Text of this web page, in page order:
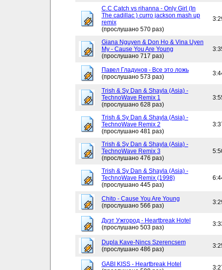
C.C Catch vs rihanna - Only Girl (In
The cadillac ) curro jackson mash up
remix
(прослушано 570 раз)
Giana Nguyen & Don Ho & Vina Uyen
My - Cause You Are Young
(прослушано 717 раз)
Павел Гладунов - Все это ложь
(прослушано 573 раз)
Trish & Sy Dan & Shayla (Asia) -
TechnoWave Remix 1
(прослушано 628 раз)
Trish & Sy Dan & Shayla (Asia) -
TechnoWave Remix 2
(прослушано 481 раз)
Trish & Sy Dan & Shayla (Asia) -
TechnoWave Remix 3
(прослушано 476 раз)
Trish & Sy Dan & Shayla (Asia) -
TechnoWave Remix (1998)
(прослушано 445 раз)
Chito - Cause You Are Young
(прослушано 566 раз)
Дуэт Ужгород - Heartbreak Hotel
(прослушано 503 раз)
Dupla Kave-Nincs Szerencsem
(прослушано 486 раз)
GABI KISS - Heartbreak Hotel